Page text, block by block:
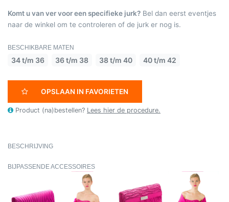
Komt u van ver voor een specifieke jurk? Bel dan eerst eventjes
naar de winkel om te controleren of de jurk er nog is.
BESCHIKBARE MATEN
34 t/m 36 36 t/m 38 38 t/m 40 40 t/m 42
OPSLAAN IN FAVORIETEN
Product (na)bestellen? Lees hier de procedure.
BESCHRIJVING
BIJPASSENDE ACCESSOIRES